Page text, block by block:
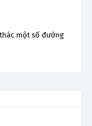
một số đường